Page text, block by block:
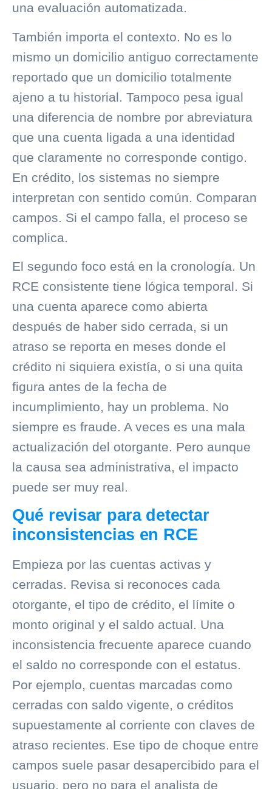
una evaluación automatizada.
También importa el contexto. No es lo
mismo un domicilio antiguo correctamente
reportado que un domicilio totalmente
ajeno a tu historial. Tampoco pesa igual
una diferencia de nombre por abreviatura
que una cuenta ligada a una identidad
que claramente no corresponde contigo.
En crédito, los sistemas no siempre
interpretan con sentido común. Comparan
campos. Si el campo falla, el proceso se
complica.
El segundo foco está en la cronología. Un
RCE consistente tiene lógica temporal. Si
una cuenta aparece como abierta
después de haber sido cerrada, si un
atraso se reporta en meses donde el
crédito ni siquiera existía, o si una quita
figura antes de la fecha de
incumplimiento, hay un problema. No
siempre es fraude. A veces es una mala
actualización del otorgante. Pero aunque
la causa sea administrativa, el impacto
puede ser muy real.
Qué revisar para detectar
inconsistencias en RCE
Empieza por las cuentas activas y
cerradas. Revisa si reconoces cada
otorgante, el tipo de crédito, el límite o
monto original y el saldo actual. Una
inconsistencia frecuente aparece cuando
el saldo no corresponde con el estatus.
Por ejemplo, cuentas marcadas como
cerradas con saldo vigente, o créditos
supuestamente al corriente con claves de
atraso recientes. Ese tipo de choque entre
campos suele pasar desapercibido para el
usuario, pero no para el analista de